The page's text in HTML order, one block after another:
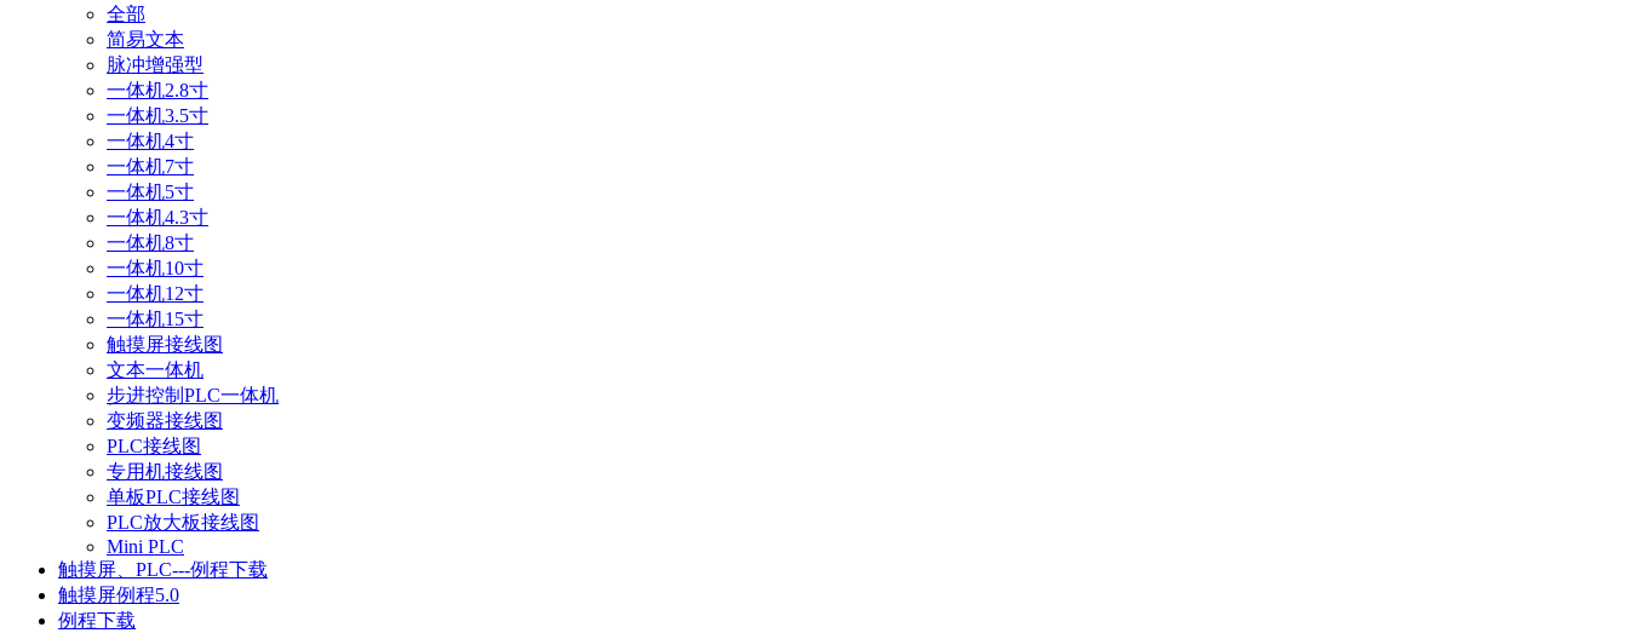
全部
简易文本
脉冲增强型
一体机2.8寸
一体机3.5寸
一体机4寸
一体机7寸
一体机5寸
一体机4.3寸
一体机8寸
一体机10寸
一体机12寸
一体机15寸
触摸屏接线图
文本一体机
步进控制PLC一体机
变频器接线图
PLC接线图
专用机接线图
单板PLC接线图
PLC放大板接线图
Mini PLC
触摸屏、PLC---例程下载
触摸屏例程5.0
例程下载